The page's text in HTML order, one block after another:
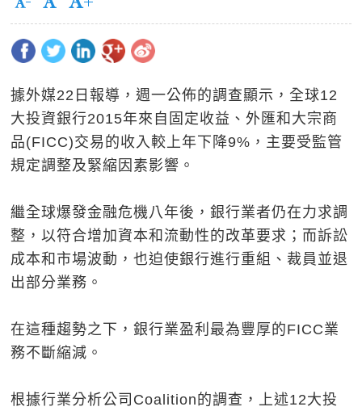
據外媒22日報導，週一公佈的調查顯示，全球12
大投資銀行2015年來自固定收益、外匯和大宗商
品(FICC)交易的收入較上年下降9%，主要受監管
規定調整及緊縮因素影響。
繼全球爆發金融危機八年後，銀行業者仍在力求調
整，以符合增加資本和流動性的改革要求；而訴訟
成本和市場波動，也迫使銀行進行重組、裁員並退
出部分業務。
在這種趨勢之下，銀行業盈利最為豐厚的FICC業
務不斷縮減。
根據行業分析公司Coalition的調查，上述12大投